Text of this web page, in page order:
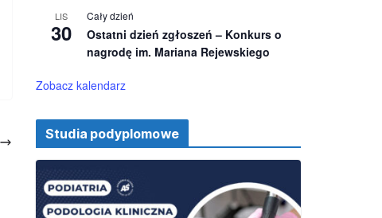
n
e
LIS
30
Cały dzień
Ostatni dzień zgłoszeń – Konkurs o
nagrodę im. Mariana Rejewskiego
Zobacz kalendarz
Studia podyplomowe